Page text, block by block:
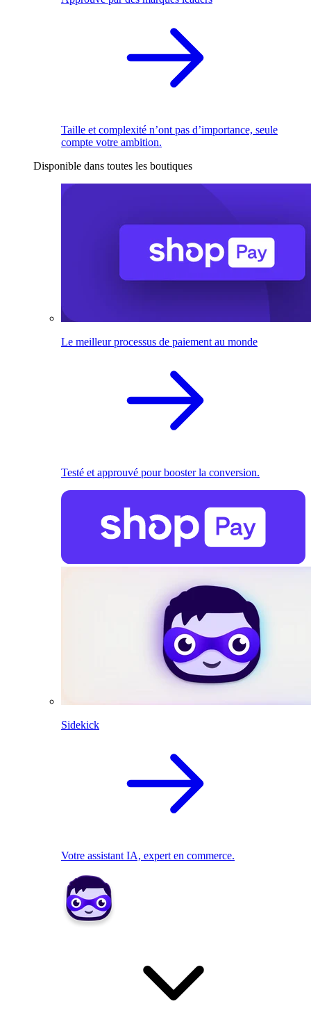
Taille et complexité n’ont pas d’importance, seule
compte votre ambition.
Disponible dans toutes les boutiques
Le meilleur processus de paiement au monde
Testé et approuvé pour booster la conversion.
Sidekick
Votre assistant IA, expert en commerce.